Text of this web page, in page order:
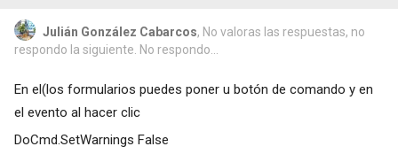
Julián González Cabarcos, No valoras las respuestas, no
respondo la siguiente. No respondo...
En el(los formularios puedes poner u botón de comando y en
el evento al hacer clic
DoCmd.SetWarnings False